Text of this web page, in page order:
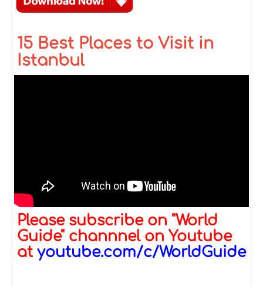
15 Best Places to Visit in
Istanbul
Please subscribe on "World
Guide" channnel on Youtube
at youtube.com/c/WorldGuide